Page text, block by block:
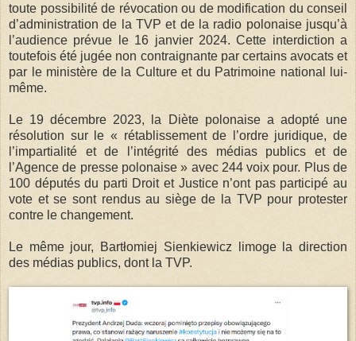
toute possibilité de révocation ou de modification du conseil
d’administration de la TVP et de la radio polonaise jusqu’à
l’audience prévue le 16 janvier 2024. Cette interdiction a
toutefois été jugée non contraignante par certains avocats et
par le ministère de la Culture et du Patrimoine national lui-
même.
Le 19 décembre 2023, la Diète polonaise a adopté une
résolution sur le « rétablissement de l’ordre juridique, de
l’impartialité et de l’intégrité des médias publics et de
l’Agence de presse polonaise » avec 244 voix pour. Plus de
100 députés du parti Droit et Justice n’ont pas participé au
vote et se sont rendus au siège de la TVP pour protester
contre le changement.
Le même jour, Bartłomiej Sienkiewicz limoge la direction
des médias publics, dont la TVP.